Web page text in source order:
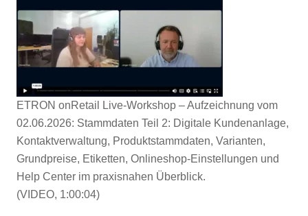
ETRON onRetail Live-Workshop – Aufzeichnung vom
02.06.2026: Stammdaten Teil 2: Digitale Kundenanlage,
Kontaktverwaltung, Produktstammdaten, Varianten,
Grundpreise, Etiketten, Onlineshop-Einstellungen und
Help Center im praxisnahen Überblick.
(VIDEO, 1:00:04)